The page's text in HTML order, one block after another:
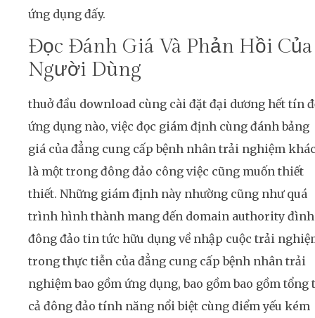
ứng dụng đấy.
Đọc Đánh Giá Và Phản Hồi Của
Người Dùng
thuở đầu download cùng cài đặt đại dương hết tín
ứng dụng nào, việc đọc giám định cùng đánh bảng
giá của đẳng cung cấp bệnh nhân trải nghiệm
là một trong đông đảo công việc cũng muốn thiết
thiết. Những giám định này nhường cũng như quá
trình hình thành mang đến domain authority đình
đông đảo tin tức hữu dụng về nhập cuộc trải
trong thực tiễn của đẳng cung cấp bệnh nhân trải
nghiệm bao gồm ứng dụng, bao gồm bao gồm tổng
cả đông đảo tính năng nổi biệt cùng điểm yếu kém